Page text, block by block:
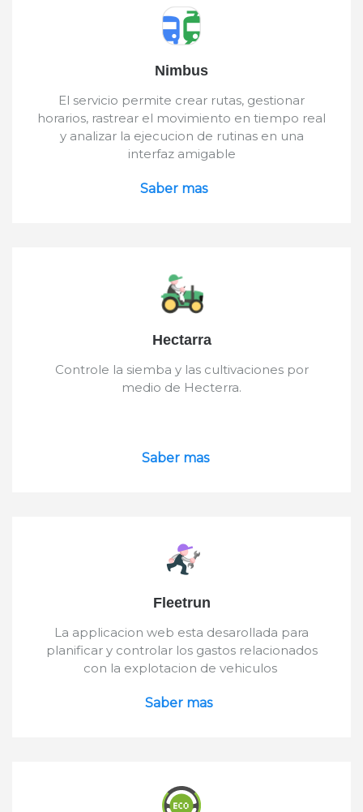
Nimbus
El servicio permite crear rutas, gestionar
horarios, rastrear el movimiento en tiempo real
y analizar la ejecucion de rutinas en una
interfaz amigable
Saber mas
Hectarra
Controle la siemba y las cultivaciones por
medio de Hecterra.
Saber mas
Fleetrun
La applicacion web esta desarollada para
planificar y controlar los gastos relacionados
con la explotacion de vehiculos
Saber mas